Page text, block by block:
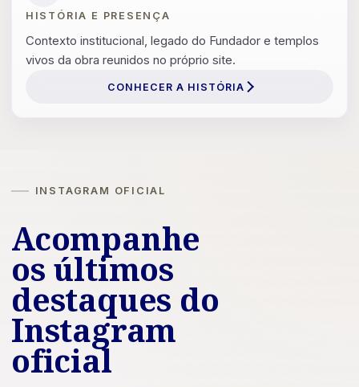
HISTÓRIA E PRESENÇA
Contexto institucional, legado do Fundador e templos
vivos da obra reunidos no próprio site.
CONHECER A HISTÓRIA
INSTAGRAM OFICIAL
Acompanhe
os últimos
destaques do
Instagram
oficial